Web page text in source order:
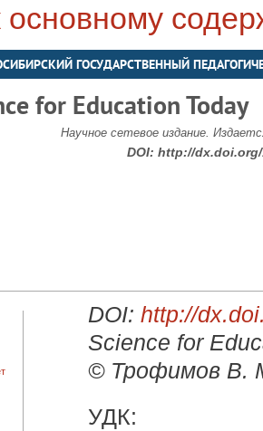
основному
ГОСУДАРСТВЕННЫЙ
for Education Today
Научное сетевое издание.
DOI: http://dx.doi.org/
DOI: http://
Science for
© Трофимов В.
УДК: